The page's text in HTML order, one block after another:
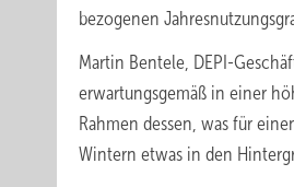
bezogenen
Martin Bentele, DEPI-
erwartungsgemäß in einer
Rahmen dessen, was für
Wintern etwas in den